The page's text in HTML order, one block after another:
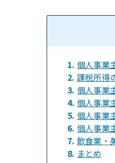
1. 個人事業
2. 課税所得
3. 個人事業
4. 個人事業
5. 個人事業
6. 個人事業
7. 飲食業・
8. まとめ